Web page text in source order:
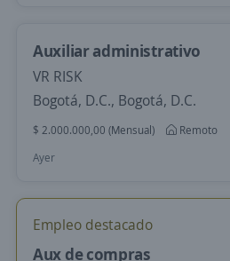
Auxiliar administrativo
VR RISK
Bogotá, D.C., Bogotá, D.C.
$ 2.000.000,00 (Mensual)
Remoto
Ayer
Empleo destacado
Aux de compras